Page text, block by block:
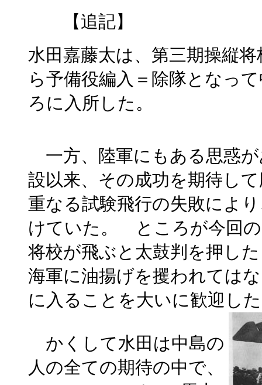
【追記】
水田嘉藤太は、第三期操縦
ら予備役編入＝除隊となっ
ろに入所した。
一方、陸軍にもある思惑
設以来、その成功を期待し
重なる試験飛行の失敗によ
けていた。 ところが今回
将校が飛ぶと太鼓判を押し
海軍に油揚げを攫われては
に入ることを大いに歓迎し
かくして水田は中島の
人の全ての期待の中で、